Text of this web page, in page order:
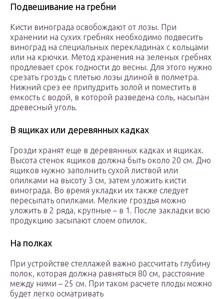
Подвешивание на гребни
Кисти винограда освобождают от лозы. При
хранении на сухих гребнях необходимо подвесить
виноград на специальных перекладинах с кольцами
или на крючки. Метод хранения на зеленых гребнях
продлевает срок годности до весны. Для этого нужно
срезать гроздь с плетью лозы длиной в полметра.
Нижний срез ее припудрить золой и поместить в
емкость с водой, в которой разведена соль, насыпан
древесный уголь.
В ящиках или деревянных кадках
Грозди хранят еще в деревянных кадках и ящиках.
Высота стенок ящиков должна быть около 20 см. Дно
ящиков нужно заполнить сухой листвой или
опилками на высоту 3 см, затем уложить кисти
винограда. Во время укладки их также следует
пересыпать опилками. Мелкие гроздья можно
уложить в 2 ряда, крупные – в 1. После закладки всю
продукцию засыпают слоем опилок.
На полках
При устройстве стеллажей важно рассчитать глубину
полок, которая должна равняться 80 см, расстояние
между ними – 25 см. При таком расчете плоды можно
будет легко осматривать